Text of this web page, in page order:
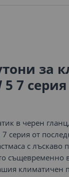
за
7 серия
в черен
серия от
с лъскаво
същевременно
климатичен